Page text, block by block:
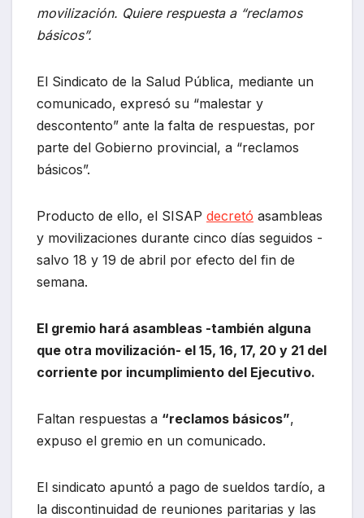
movilización. Quiere respuesta a “reclamos
básicos”.
El Sindicato de la Salud Pública, mediante un
comunicado, expresó su “malestar y
descontento” ante la falta de respuestas, por
parte del Gobierno provincial, a “reclamos
básicos”.
Producto de ello, el SISAP decretó asambleas
y movilizaciones durante cinco días seguidos -
salvo 18 y 19 de abril por efecto del fin de
semana.
El gremio hará asambleas -también alguna
que otra movilización- el 15, 16, 17, 20 y 21 del
corriente por incumplimiento del Ejecutivo.
Faltan respuestas a “reclamos básicos”,
expuso el gremio en un comunicado.
El sindicato apuntó a pago de sueldos tardío, a
la discontinuidad de reuniones paritarias y las